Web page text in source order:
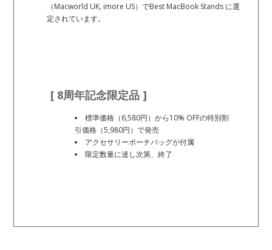
（Macworld UK, imore US）でBest MacBook Stands に選
定されています。
[ 8周年記念限定品 ]
標準価格（6,580円）から10% OFFの特別割
引価格（5,980円）で発売
アクセサリーポーチバッグが付属
限定数量に達し次第、終了